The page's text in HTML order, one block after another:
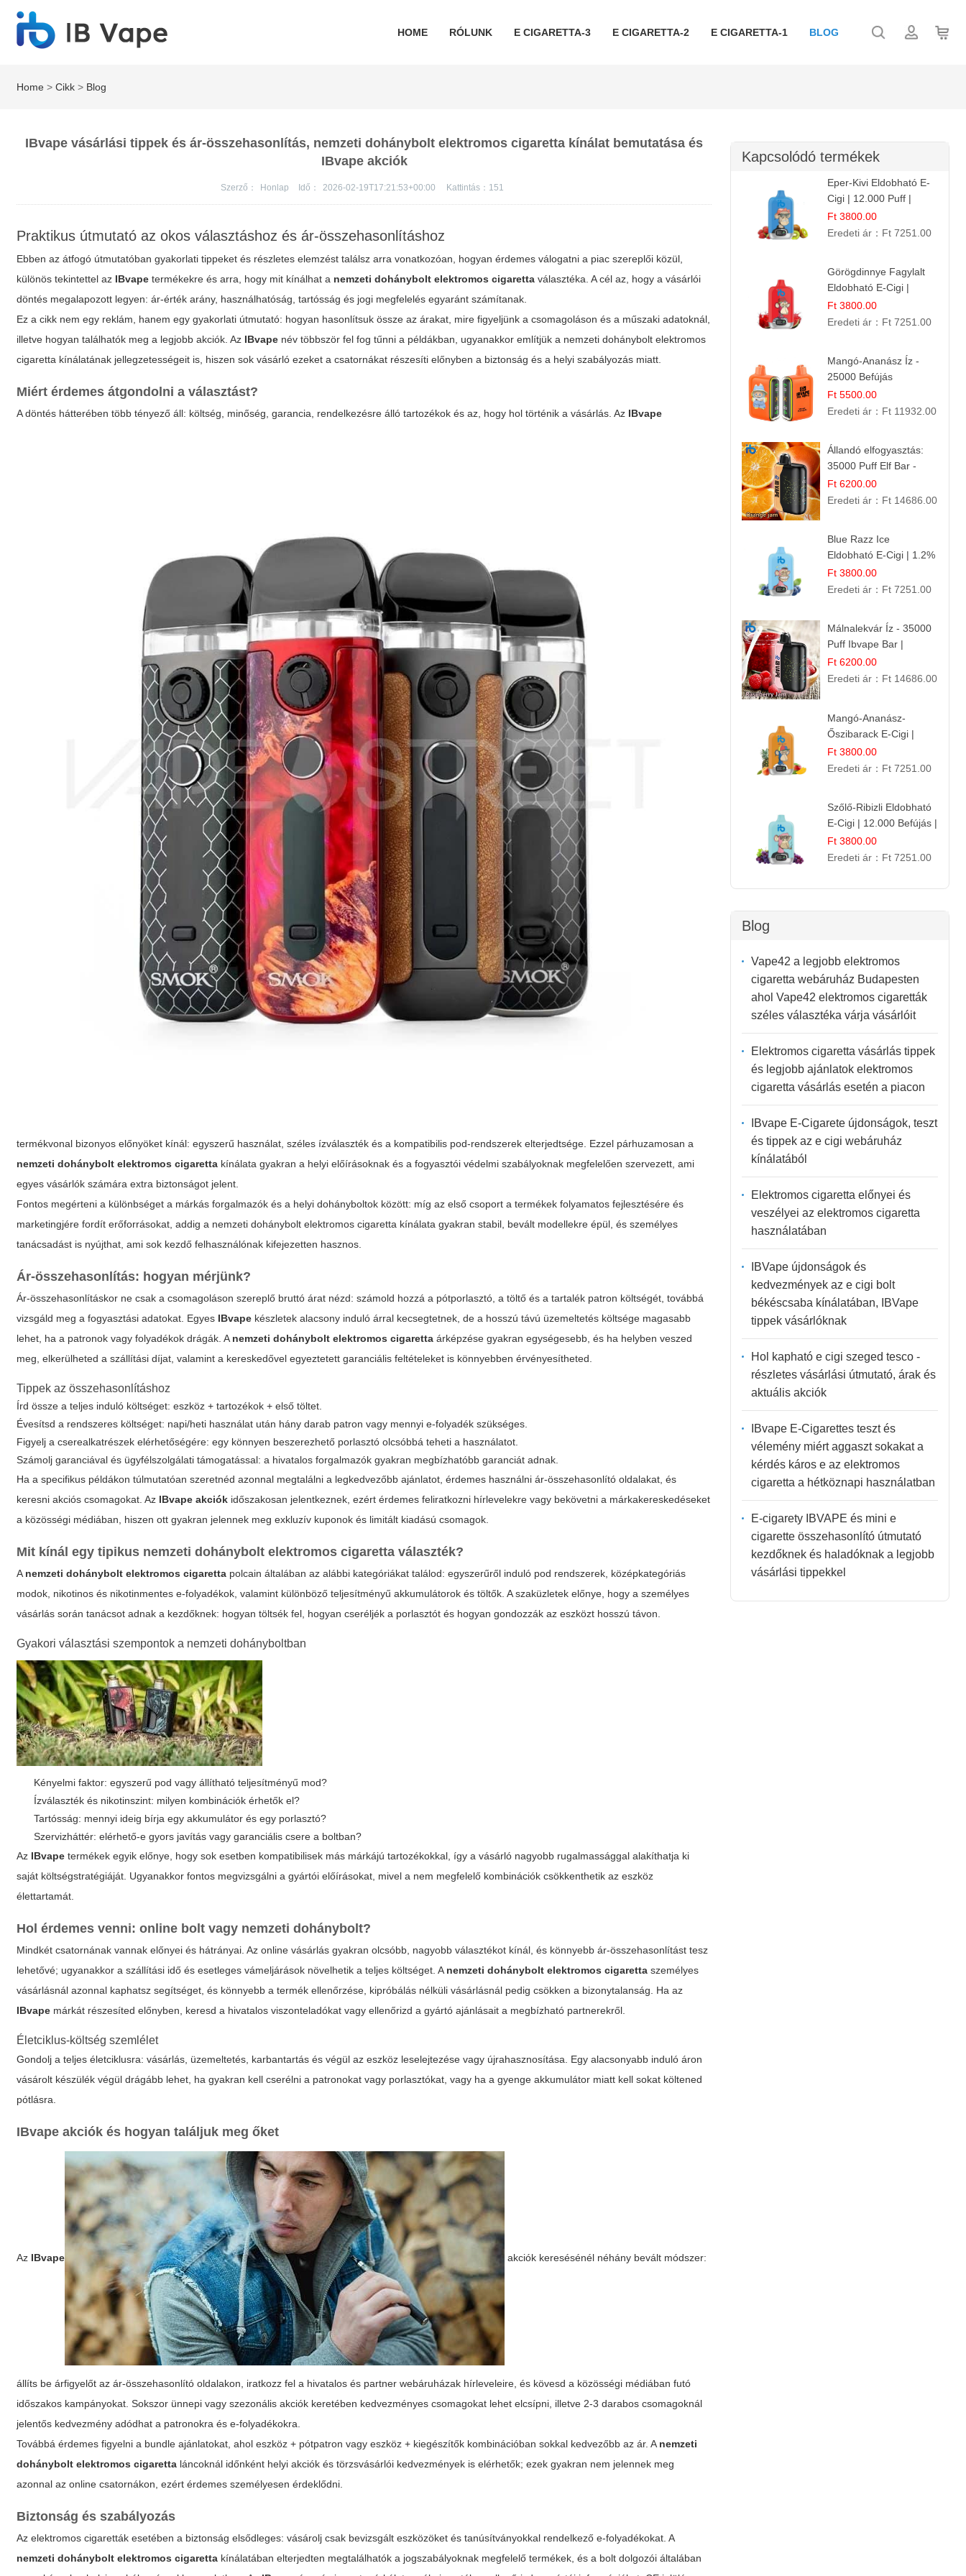
HOME RÓLUNK E CIGARETTA-3 E CIGARETTA-2 E CIGARETTA-1 BLOG
Home >Cikk > Blog
IBvape vásárlási tippek és ár-összehasonlítás, nemzeti dohánybolt elektromos cigaretta kínálat bemutatása és
IBvape akciók
Szerző： Honlap Idő： 2026-02-19T17:21:53+00:00 Kattintás： 151
Praktikus útmutató az okos választáshoz és ár-összehasonlításhoz
Ebben az átfogó útmutatóban gyakorlati tippeket és részletes elemzést találsz arra vonatkozóan, hogyan érdemes válogatni a piac szereplői közül,
különös tekintettel az IBvape termékekre és arra, hogy mit kínálhat a nemzeti dohánybolt elektromos cigaretta választéka. A cél az, hogy a vásárlói
döntés megalapozott legyen: ár-érték arány, használhatóság, tartósság és jogi megfelelés egyaránt számítanak.
Ez a cikk nem egy reklám, hanem egy gyakorlati útmutató: hogyan hasonlítsuk össze az árakat, mire figyeljünk a csomagoláson és a műszaki adatoknál,
illetve hogyan találhatók meg a legjobb akciók. Az IBvape név többször fel fog tűnni a példákban, ugyanakkor említjük a nemzeti dohánybolt elektromos
cigaretta kínálatának jellegzetességeit is, hiszen sok vásárló ezeket a csatornákat részesíti előnyben a biztonság és a helyi szabályozás miatt.
Miért érdemes átgondolni a választást?
A döntés hátterében több tényező áll: költség, minőség, garancia, rendelkezésre álló tartozékok és az, hogy hol történik a vásárlás. Az IBvape
termékvonal bizonyos előnyöket kínál: egyszerű használat, széles ízválaszték és a kompatibilis pod-rendszerek elterjedtsége. Ezzel párhuzamosan a
nemzeti dohánybolt elektromos cigaretta kínálata gyakran a helyi előírásoknak és a fogyasztói védelmi szabályoknak megfelelően szervezett, ami
egyes vásárlók számára extra biztonságot jelent.
Fontos megérteni a különbséget a márkás forgalmazók és a helyi dohányboltok között: míg az első csoport a termékek folyamatos fejlesztésére és
marketingjére fordít erőforrásokat, addig a nemzeti dohánybolt elektromos cigaretta kínálata gyakran stabil, bevált modellekre épül, és személyes
tanácsadást is nyújthat, ami sok kezdő felhasználónak kifejezetten hasznos.
Ár-összehasonlítás: hogyan mérjünk?
Ár-összehasonlításkor ne csak a csomagoláson szereplő bruttó árat nézd: számold hozzá a pótporlasztó, a töltő és a tartalék patron költségét, továbbá
vizsgáld meg a fogyasztási adatokat. Egyes IBvape készletek alacsony induló árral kecsegtetnek, de a hosszú távú üzemeltetés költsége magasabb
lehet, ha a patronok vagy folyadékok drágák. Anemzeti dohánybolt elektromos cigaretta árképzése gyakran egységesebb, és ha helyben veszed
meg, elkerülheted a szállítási díjat, valamint a kereskedővel egyeztetett garanciális feltételeket is könnyebben érvényesítheted.
Tippek az összehasonlításhoz
Írd össze a teljes induló költséget: eszköz + tartozékok + első töltet.
Évesítsd a rendszeres költséget: napi/heti használat után hány darab patron vagy mennyi e-folyadék szükséges.
Figyelj a cserealkatrészek elérhetőségére: egy könnyen beszerezhető porlasztó olcsóbbá teheti a használatot.
Számolj garanciával és ügyfélszolgálati támogatással: a hivatalos forgalmazók gyakran megbízhatóbb garanciát adnak.
Ha a specifikus példákon túlmutatóan szeretnéd azonnal megtalálni a legkedvezőbb ajánlatot, érdemes használni ár-összehasonlító oldalakat, és
keresni akciós csomagokat. Az IBvape akciók időszakosan jelentkeznek, ezért érdemes feliratkozni hírlevelekre vagy bekövetni a márkakereskedéseket
a közösségi médiában, hiszen ott gyakran jelennek meg exkluzív kuponok és limitált kiadású csomagok.
Mit kínál egy tipikus nemzeti dohánybolt elektromos cigaretta választék?
Anemzeti dohánybolt elektromos cigaretta polcain általában az alábbi kategóriákat találod: egyszerűről induló pod rendszerek, középkategóriás
modok, nikotinos és nikotinmentes e-folyadékok, valamint különböző teljesítményű akkumulátorok és töltők. A szaküzletek előnye, hogy a személyes
vásárlás során tanácsot adnak a kezdőknek: hogyan töltsék fel, hogyan cseréljék a porlasztót és hogyan gondozzák az eszközt hosszú távon.
Gyakori választási szempontok a nemzeti dohányboltban
Kényelmi faktor: egyszerű pod vagy állítható teljesítményű mod?
Ízválaszték és nikotinszint: milyen kombinációk érhetők el?
Tartósság: mennyi ideig bírja egy akkumulátor és egy porlasztó?
Szervizháttér: elérhető-e gyors javítás vagy garanciális csere a boltban?
Az IBvape termékek egyik előnye, hogy sok esetben kompatibilisek más márkájú tartozékokkal, így a vásárló nagyobb rugalmassággal alakíthatja ki
saját költségstratégiáját. Ugyanakkor fontos megvizsgálni a gyártói előírásokat, mivel a nem megfelelő kombinációk csökkenthetik az eszköz
élettartamát.
Hol érdemes venni: online bolt vagy nemzeti dohánybolt?
Mindkét csatornának vannak előnyei és hátrányai. Az online vásárlás gyakran olcsóbb, nagyobb választékot kínál, és könnyebb ár-összehasonlítást tesz
lehetővé; ugyanakkor a szállítási idő és esetleges vámeljárások növelhetik a teljes költséget. Anemzeti dohánybolt elektromos cigaretta személyes
vásárlásnál azonnal kaphatsz segítséget, és könnyebb a termék ellenőrzése, kipróbálás nélküli vásárlásnál pedig csökken a bizonytalanság. Ha az
IBvape márkát részesíted előnyben, keresd a hivatalos viszonteladókat vagy ellenőrizd a gyártó ajánlásait a megbízható partnerekről.
Életciklus-költség szemlélet
Gondolj a teljes életciklusra: vásárlás, üzemeltetés, karbantartás és végül az eszköz leselejtezése vagy újrahasznosítása. Egy alacsonyabb induló áron
vásárolt készülék végül drágább lehet, ha gyakran kell cserélni a patronokat vagy porlasztókat, vagy ha a gyenge akkumulátor miatt kell sokat költened
pótlásra.
IBvape akciók és hogyan találjuk meg őket
Az IBvape akciók keresésénél néhány bevált módszer:
állíts be árfigyelőt az ár-összehasonlító oldalakon, iratkozz fel a hivatalos és partner webáruházak hírleveleire, és kövesd a közösségi médiában futó
időszakos kampányokat. Sokszor ünnepi vagy szezonális akciók keretében kedvezményes csomagokat lehet elcsípni, illetve 2-3 darabos csomagoknál
jelentős kedvezmény adódhat a patronokra és e-folyadékokra.
Továbbá érdemes figyelni a bundle ajánlatokat, ahol eszköz + pótpatron vagy eszköz + kiegészítők kombinációban sokkal kedvezőbb az ár. Anemzeti
dohánybolt elektromos cigaretta láncoknál időnként helyi akciók és törzsvásárlói kedvezmények is elérhetők; ezek gyakran nem jelennek meg
azonnal az online csatornákon, ezért érdemes személyesen érdeklődni.
Biztonság és szabályozás
Az elektromos cigaretták esetében a biztonság elsődleges: vásárolj csak bevizsgált eszközöket és tanúsítványokkal rendelkező e-folyadékokat. A
nemzeti dohánybolt elektromos cigaretta kínálatában elterjedten megtalálhatók a jogszabályoknak megfelelő termékek, és a bolt dolgozói általában
Kapcsolódó termékek
Eper-Kivi Eldobható E-
Cigi | 12.000 Puff |
Édes-Gyümölcs Íz
Ft 3800.00
Eredeti ár： Ft 7251.00
Görögdinnye Fagylalt
Eldobható E-Cigi |
12.000 Szívás | Édes
Vízidín Íz
Ft 3800.00
Eredeti ár： Ft 7251.00
Mangó-Ananász Íz -
25000 Befújás
Eldobható E-ciga |
Trópusi Gyümölcs
Ft 5500.00
Eredeti ár： Ft 11932.00
Állandó elfogyasztás:
35000 Puff Elf Bar -
Narancslekvár íz
Ft 6200.00
Eredeti ár： Ft 14686.00
Blue Razz Ice
Eldobható E-Cigi | 1.2%
Nikotin | Jéghideg
Málna Íz
Ft 3800.00
Eredeti ár： Ft 7251.00
Málnalekvár Íz - 35000
Puff Ibvape Bar |
Gazdag Gyümölcsös
Ízélmény!
Ft 6200.00
Eredeti ár： Ft 14686.00
Mangó-Ananász-
Őszibarack E-Cigi |
12.000 Befújás |
Tropikus Gyümölcs Íz
Ft 3800.00
Eredeti ár： Ft 7251.00
Szőlő-Ribizli Eldobható
E-Cigi | 12.000 Befújás |
Friss Gyümölcs Íz
Ft 3800.00
Eredeti ár： Ft 7251.00
Blog
Vape42 a legjobb elektromos
cigaretta webáruház Budapesten
ahol Vape42 elektromos cigaretták
széles választéka várja vásárlóit
Elektromos cigaretta vásárlás tippek
és legjobb ajánlatok elektromos
cigaretta vásárlás esetén a piacon
IBvape E-Cigarete újdonságok, teszt
és tippek az e cigi webáruház
kínálatából
Elektromos cigaretta előnyei és
veszélyei az elektromos cigaretta
használatában
IBVape újdonságok és
kedvezmények az e cigi bolt
békéscsaba kínálatában, IBVape
tippek vásárlóknak
Hol kapható e cigi szeged tesco -
részletes vásárlási útmutató, árak és
aktuális akciók
IBvape E-Cigarettes teszt és
vélemény miért aggaszt sokakat a
kérdés káros e az elektromos
cigaretta a hétköznapi használatban
E-cigarety IBVAPE és mini e
cigarette összehasonlító útmutató
kezdőknek és haladóknak a legjobb
vásárlási tippekkel